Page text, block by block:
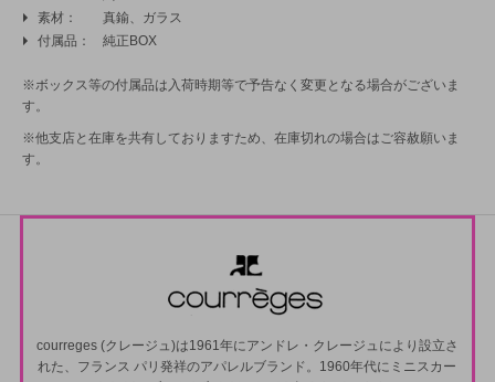
素材
真鍮、ガラス
付属品
純正BOX
※ボックス等の付属品は入荷時期等で予告なく変更となる場合がございま
す。
※他支店と在庫を共有しておりますため、在庫切れの場合はご容赦願いま
す。
courreges (クレージュ)は1961年にアンドレ・クレージュにより設立さ
れた、フランス パリ発祥のアパレルブランド。1960年代にミニスカー